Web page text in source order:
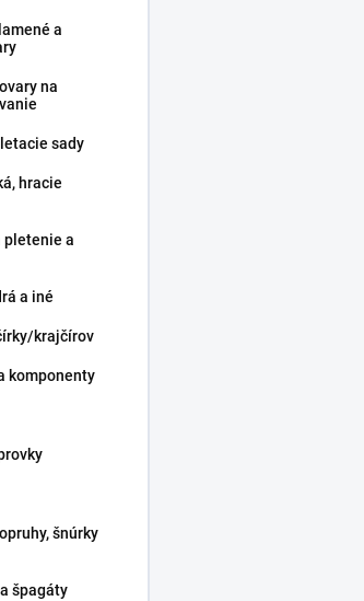
a
na
sady
hracie
pletenie a
a iné
krajčírov
komponenty
šnúrky
špagáty